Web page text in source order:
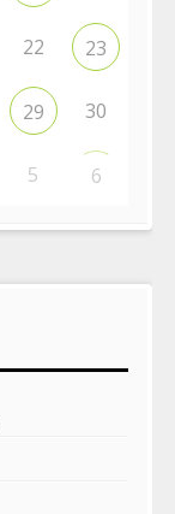
22 23
29 30
5 6